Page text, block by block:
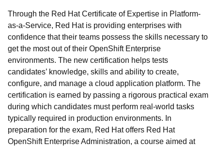
Through the Red Hat Certificate of Expertise in Platform-
as-a-Service, Red Hat is providing enterprises with
confidence that their teams possess the skills necessary to
get the most out of their OpenShift Enterprise
environments. The new certification helps tests
candidates’ knowledge, skills and ability to create,
configure, and manage a cloud application platform. The
certification is earned by passing a rigorous practical exam
during which candidates must perform real-world tasks
typically required in production environments. In
preparation for the exam, Red Hat offers Red Hat
OpenShift Enterprise Administration, a course aimed at